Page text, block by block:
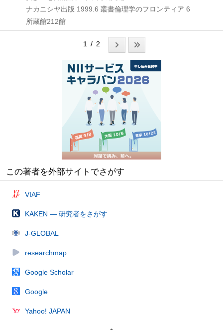
ナカニシヤ出版 1999.6 叢書倫理学のフロンティア 6
所蔵館212館
1 / 2
この著者を外部サイトでさがす
VIAF
KAKEN — 研究者をさがす
J-GLOBAL
researchmap
Google Scholar
Google
Yahoo! JAPAN